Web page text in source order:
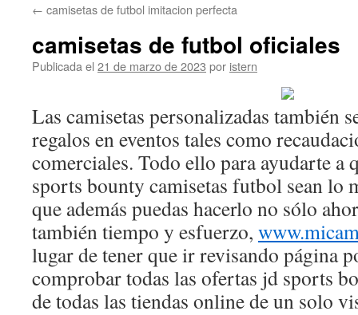
contenido
← camisetas de futbol imitacion perfecta
camisetas de futbol oficiales
Publicada el 21 de marzo de 2023 por istern
Las camisetas personalizadas también
regalos en eventos tales como
comerciales. Todo ello para ayudarte a
sports bounty camisetas futbol sean lo
que además puedas hacerlo no sólo
también tiempo y esfuerzo,
lugar de tener que ir revisando página
comprobar todas las ofertas jd sports
de todas las tiendas online de un solo